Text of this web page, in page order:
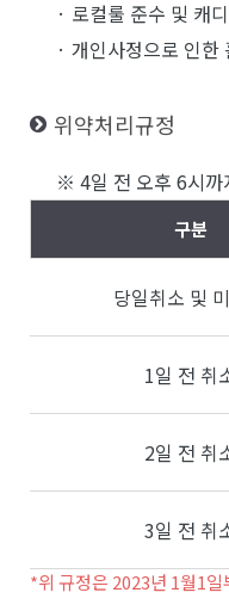
· 로컬룰 준수 및 캐
· 개인사정으로 인
위약처리규정
※ 4일 전 오후 6시까
구분
당일취소 및
1일 전 취
2일 전 취
3일 전 취
*위 규정은 2023년 1월1일